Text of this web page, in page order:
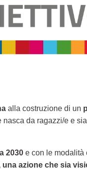
alla costruzione di un
nasca da ragazzi/e e
2030 e con le modalità
azione che sia